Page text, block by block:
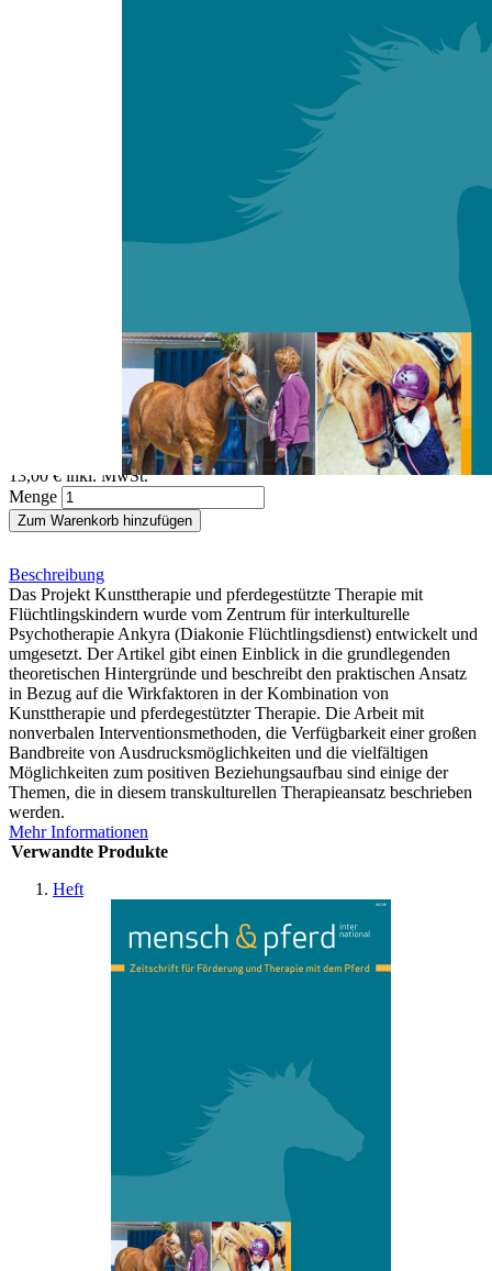
Zum Anfang der Bildergalerie springen
Claudia Baldeo, Renate Waas
ein transkultureller Ansatz in der Therapie mit Flüchtlingskindern
Digitale Ausgabe
13,00 € inkl. MwSt.
Menge
Zum Warenkorb hinzufügen
Beschreibung
Das Projekt Kunsttherapie und pferdegestützte Therapie mit
Flüchtlingskindern wurde vom Zentrum für interkulturelle
Psychotherapie Ankyra (Diakonie Flüchtlingsdienst) entwickelt und
umgesetzt. Der Artikel gibt einen Einblick in die grundlegenden
theoretischen Hintergründe und beschreibt den praktischen Ansatz
in Bezug auf die Wirkfaktoren in der Kombination von
Kunsttherapie und pferdegestützter Therapie. Die Arbeit mit
nonverbalen Interventionsmethoden, die Verfügbarkeit einer großen
Bandbreite von Ausdrucksmöglichkeiten und die vielfältigen
Möglichkeiten zum positiven Beziehungsaufbau sind einige der
Themen, die in diesem transkulturellen Therapieansatz beschrieben
werden.
Mehr Informationen
Verwandte Produkte
Heft